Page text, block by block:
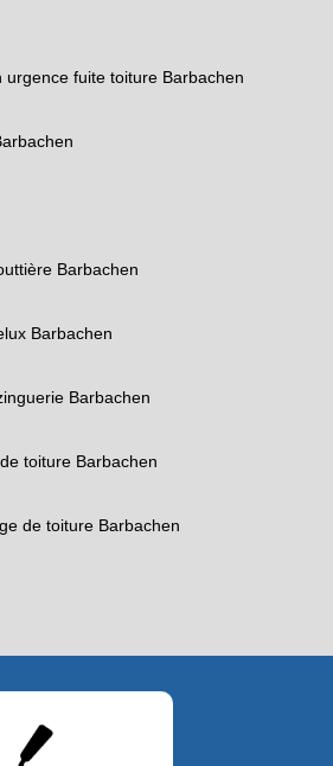
fuite toiture Barbachen
Barbachen
Barbachen
Barbachen
toiture Barbachen
de toiture Barbachen